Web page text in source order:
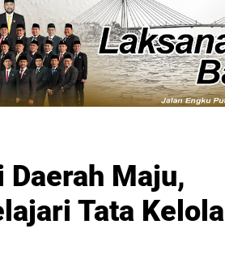
Maju,
Tata Kelola